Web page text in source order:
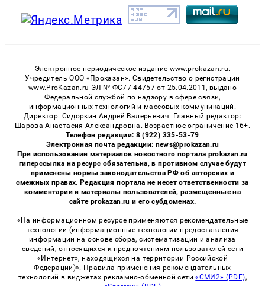
Электронное периодическое издание www.prokazan.ru.
Учредитель ООО «Проказан». Cвидетельство о регистрации
www.ProKazan.ru ЭЛ № ФС77-44757 от 25.04.2011, выдано
Федеральной службой по надзору в сфере связи,
информационных технологий и массовых коммуникаций.
Директор: Сидоркин Андрей Валерьевич. Главный редактор:
Шарова Анастасия Александровна. Возрастное ограничение 16+.
Телефон редакции: 8 (922) 335-53-79
Электронная почта редакции: news@prokazan.ru
При использовании материалов новостного портала prokazan.ru
гиперссылка на ресурс обязательна, в противном случае будут
применены нормы законодательства РФ об авторских и
смежных правах. Редакция портала не несет ответственности за
комментарии и материалы пользователей, размещенные на
сайте prokazan.ru и его субдоменах.
«На информационном ресурсе применяются рекомендательные
технологии (информационные технологии предоставления
информации на основе сбора, систематизации и анализа
сведений, относящихся к предпочтениям пользователей сети
«Интернет», находящихся на территории Российской
Федерации)». Правила применения рекомендательных
технологий в виджетах рекламно-обменной сети«СМИ2» (PDF),